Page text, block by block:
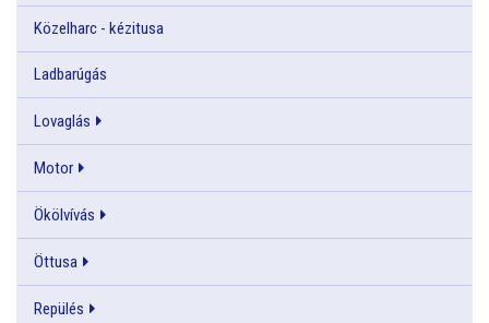
Közelharc - kézitusa
Ladbarúgás
Lovaglás
Motor
Ökölvívás
Öttusa
Repülés